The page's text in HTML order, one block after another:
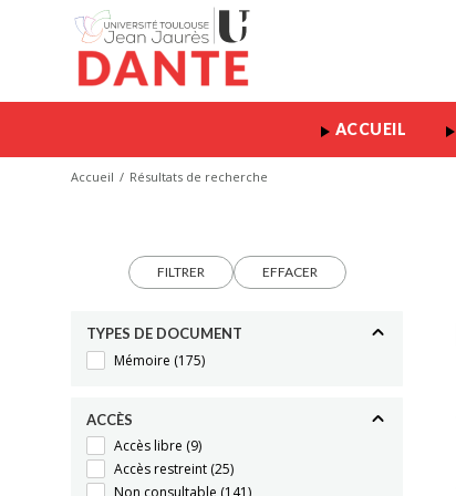
ACCUEIL
Accueil Résultats de recherche
FILTRER EFFACER
TYPES DE DOCUMENT
Mémoire (175)
ACCÈS
Accès libre (9)
Accès restreint (25)
Non consultable (141)